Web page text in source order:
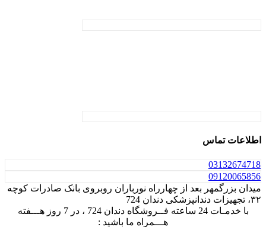
اطلاعات تماس
03132674718
09120065856
میدان بزرگمهر بعد از چهارراه نورباران روبروی بانک صادرات کوچه
۳۲، تجهیزات دندانپزشکی دندان 724
با خدمـات 24 ساعته فــروشگاه دندان 724 ، در 7 روز هـــفته
هـــمراه ما باشید :